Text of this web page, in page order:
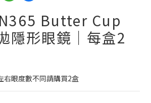
Butter Cup
隱形眼鏡｜每盒2
右眼度數不同請購買2盒